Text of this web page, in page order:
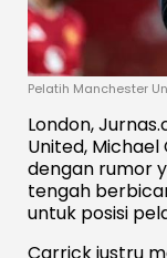
Pelatih Manchester
London,
United,
dengan rumor
tengah
untuk posisi
Carrick justru